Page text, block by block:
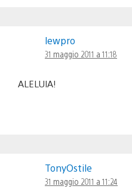
lewpro
31 maggio 2011 a 11:18
ALELUIA!
TonyOstile
31 maggio 2011 a 11:24